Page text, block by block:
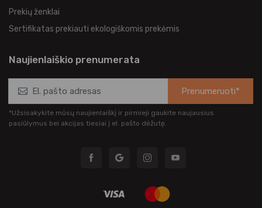
Prekių ženklai
Sertifikatas prekiauti ekologiškomis prekėmis
Naujienlaiškio prenumerata
Prenumeruoti*
*Užsisakykite mūsų naujienlaiškį ir pirmieji gaukite naujausius
pasiūlymus bei akcijas tiesiai į el. pašto dėžutę.